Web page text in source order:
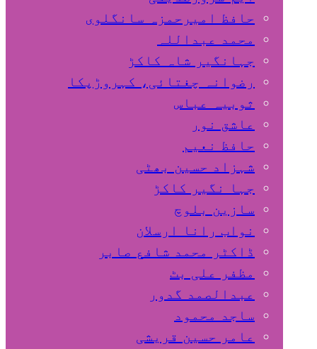
حافظ امیرحمزہ سانگلوی
محمد عبداللہ
جہانگیر شاہ کاکڑ
رضوانہ چغتائی، کہروڑپکا
ثوبیہ عباس
عاشق نور
حافظ نعیم
شہزاد حسین بھٹی
جہا نگیر کاکڑ
سازین بلوچ
نواب رانا ارسلان
ڈاکٹر محمد شافع صابر
مظفر علی بٹ
عبدالصمد گدور
ساجد محمود
عامر حسین قریشی